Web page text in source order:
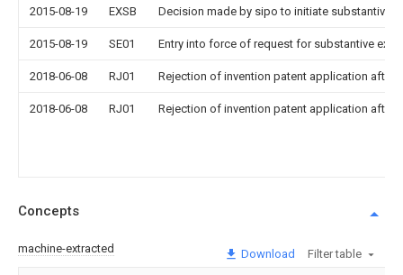
2015-08-19 EXSB Decision made by sipo to initiate substantive
2015-08-19 SE01 Entry into force of request for substantive
2018-06-08 RJ01 Rejection of invention patent application after
2018-06-08 RJ01 Rejection of invention patent application after
Concepts
machine-extracted Download Filter table